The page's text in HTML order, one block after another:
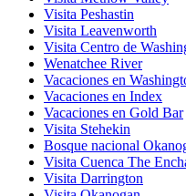
Visita Peshastin
Visita Leavenworth
Visita Centro de
Wenatchee River
Vacaciones en
Vacaciones en Index
Vacaciones en Gold Bar
Visita Stehekin
Bosque nacional
Visita Cuenca The
Visita Darrington